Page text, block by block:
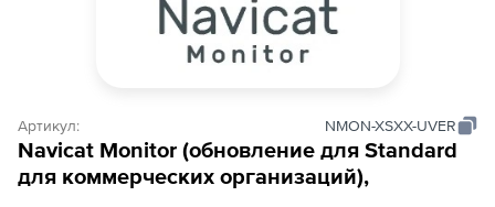
Артикул: NMON-XSXX-UVER
Navicat Monitor (обновление для Standard
для коммерческих организаций),